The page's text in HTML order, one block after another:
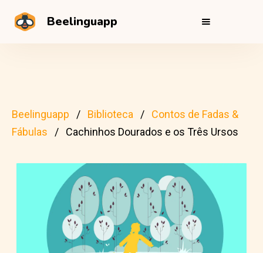
Beelinguapp
Beelinguapp Biblioteca
Contos de Fadas &
Fábulas
Cachinhos Dourados e os Três Ursos